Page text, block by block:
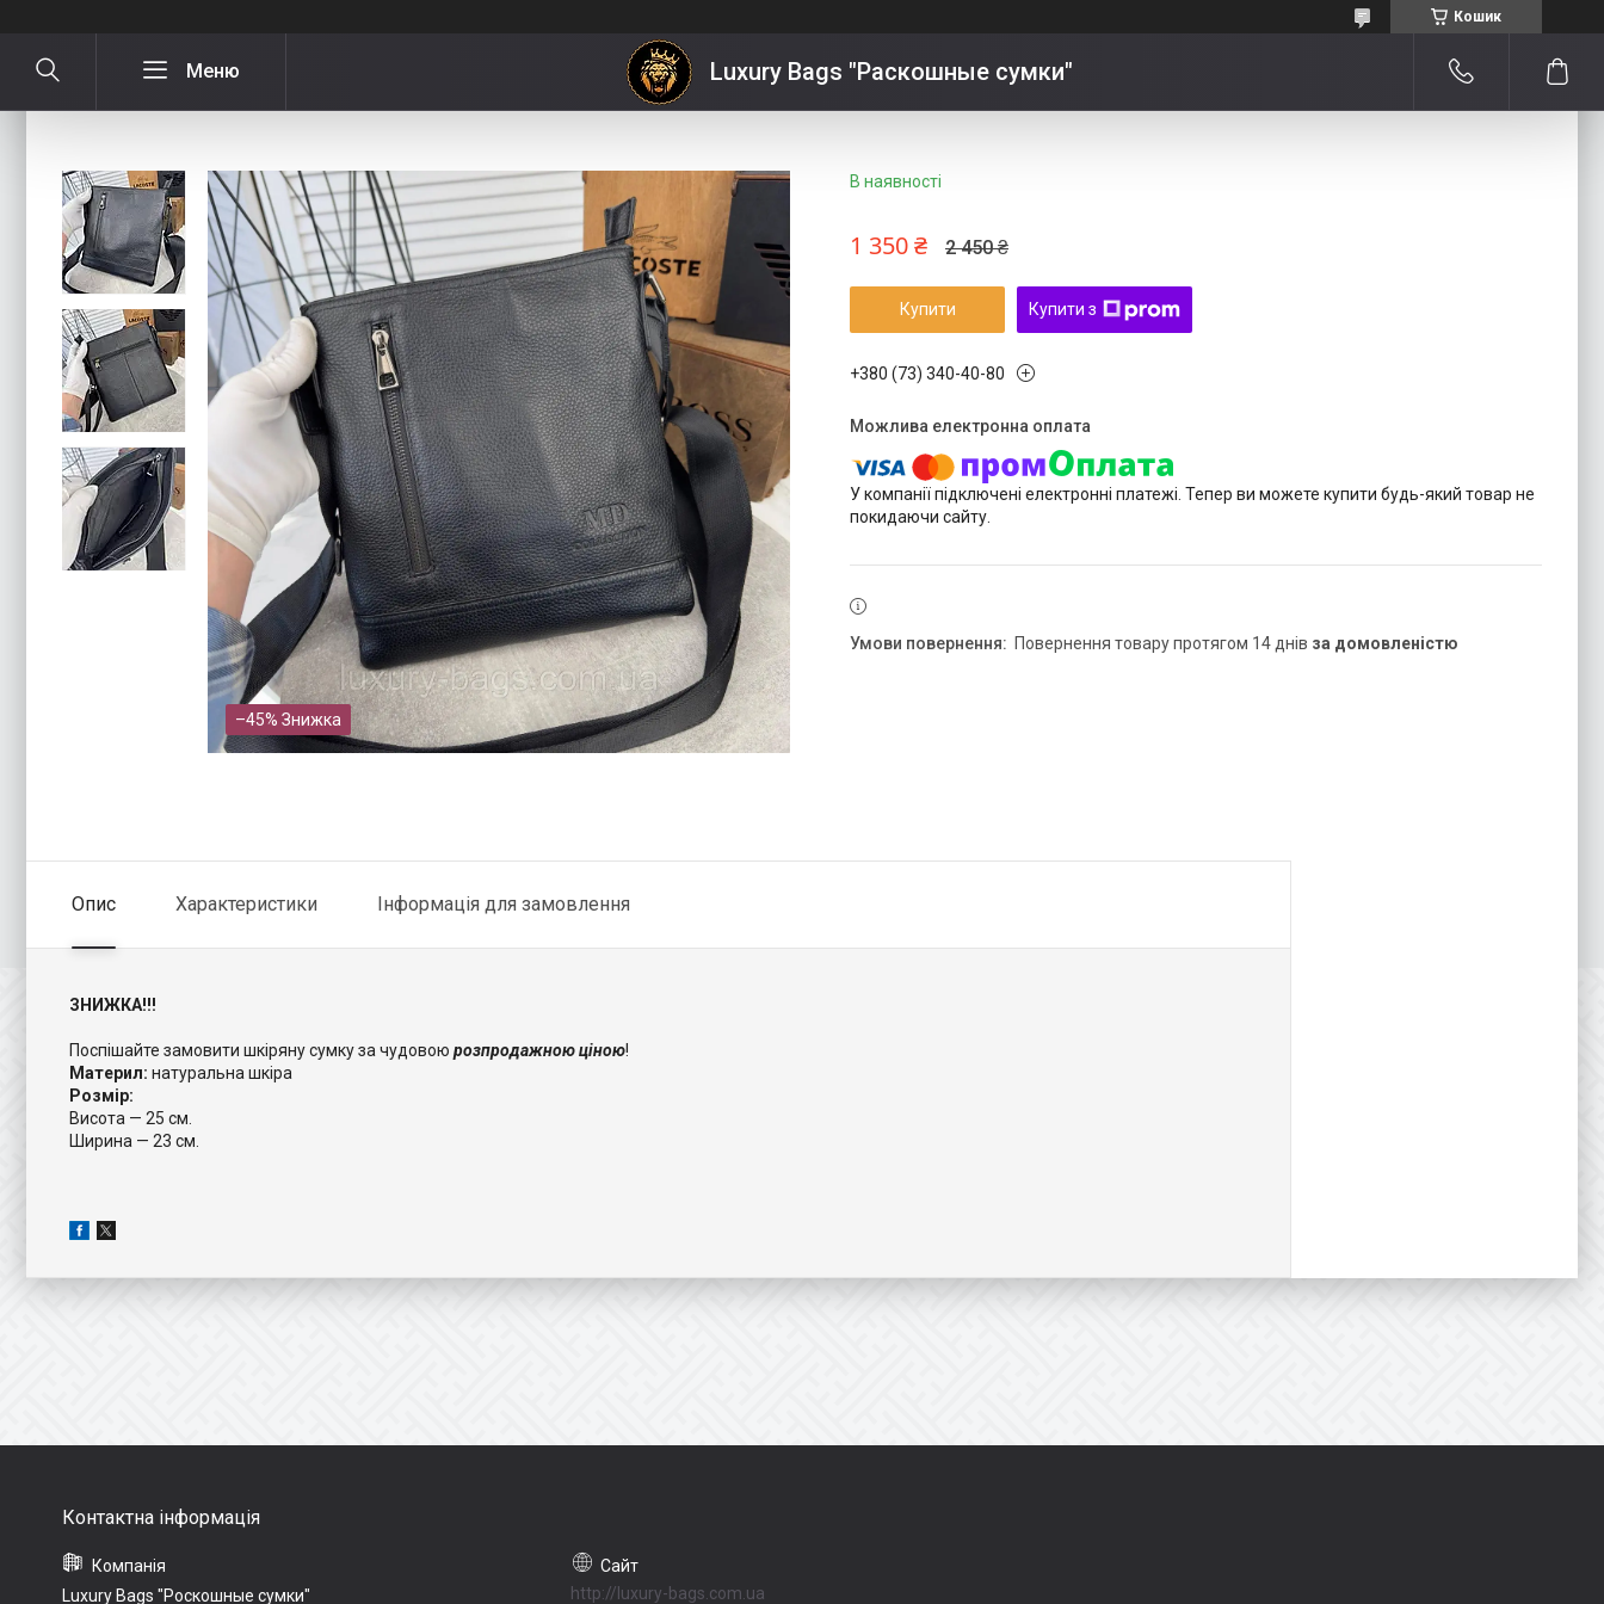
Кошик
Luxury Bags "Раскошные сумки"
Чоловіча шкіряна сумка через плече ЗНИЖКА
–45%
В наявності
2 450 ₴
1 350 ₴
Купити Купити з
+380 (73) 340-40-80
У компанії підключені електронні платежі. Тепер ви можете купити будь-який товар не
покидаючи сайту.
повернення товару протягом 14 днів за домовленістю
Опис Характеристики Інформація для замовлення
ЗНИЖКА!!!
Поспішайте замовити шкіряну сумку за чудовою розпродажною ціною!
Материл: натуральна шкіра
Розмір:
Висота — 25 см.
Ширина — 23 см.
Luxury Bags "Роскошные сумки" http://luxury-bags.com.ua